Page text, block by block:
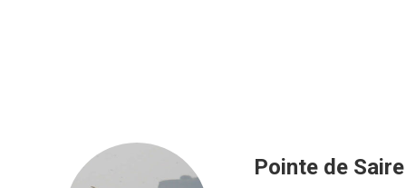
Pointe de Saire